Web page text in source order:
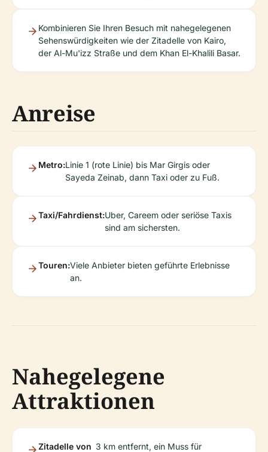
Kombinieren Sie Ihren Besuch mit nahegelegenen
Sehenswürdigkeiten wie der Zitadelle von Kairo,
der Al-Mu'izz Straße und dem Khan El-Khalili Basar.
Anreise
Metro:Linie 1 (rote Linie) bis Mar Girgis oder
Sayeda Zeinab, dann Taxi oder zu Fuß.
Taxi/Fahrdienst:Uber, Careem oder seriöse Taxis
sind am sichersten.
Touren:Viele Anbieter bieten geführte Erlebnisse
an.
Nahegelegene
Attraktionen
Zitadelle von 3 km entfernt, ein Muss für